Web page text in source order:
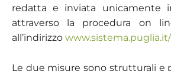
redatta e inviata unicamente
attraverso la procedura on
all’indirizzo
Le due misure sono strutturali e